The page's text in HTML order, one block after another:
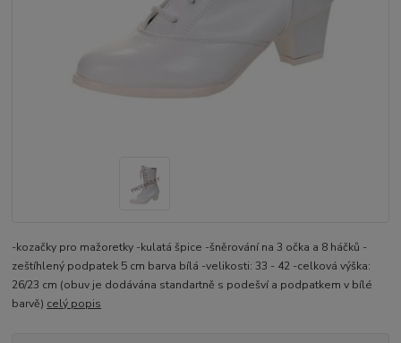
-kozačky pro mažoretky -kulatá špice -šněrování na 3 očka a 8 háčků -
zeštíhlený podpatek 5 cm barva bílá -velikosti: 33 - 42 -celková výška:
26/23 cm (obuv je dodávána standartně s podešví a podpatkem v bílé
barvě) celý popis